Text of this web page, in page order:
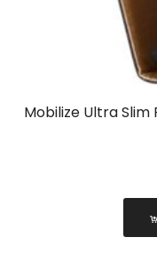
Mobilize Ultra Slim